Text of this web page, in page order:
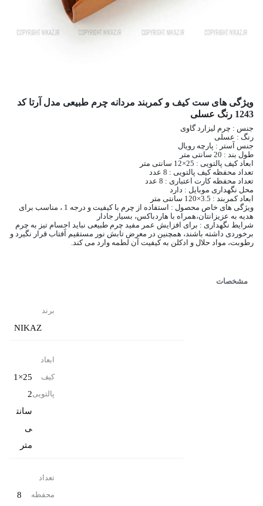
ویژگی های ست کیف و کمربند مردانه چرم طبیعی مدل آرتا کد
1243 رنگ عسلی
جنس : چرم لیزارد گاوی
رنگ : عسلی
جنس آستر : پارچه رویال
طول بند : 20 سانتی متر
ابعاد کیف پالتویی : 25×12 سانتی متر
تعداد محفظه کیف پالتویی : 8 عدد
تعداد محفظه کارت اعتباری : 8 عدد
محل نگهداری موبایل : دارد
ابعاد کمربند : 3.5×120 سانتی متر
ویژگی های خاص محصول : استفاده از چرم با کیفیت و درجه 1 ، مناسب برای
هدیه به عزیزانتان،همراه با هاردباکس، بسیار جادار
شرایط نگهداری : برای افزایش عمر مفید چرم طبیعی نباید اجسام تیز به چرم
برخوردی داشته باشند، همچنین در معرض تابش نور مستقیم آفتاب قرار نگیرد و
رطوبت، مواد حلال و ادکلن به کیفیت آن لطمه وارد می کند.
مشخصات
برند
NIKAZ
ابعاد
کیف
پالتویی
25×1
2
سانت
ی
متر
تعداد
محفظه 8